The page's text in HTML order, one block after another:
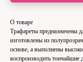
О товаре
Трафареты предназначены
изготовлены из
основе, а выполнены
воспроизводить